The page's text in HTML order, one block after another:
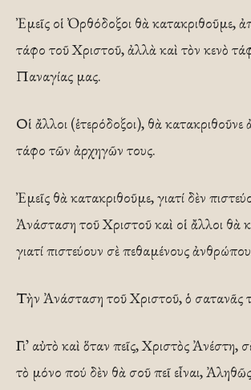
Ἐμεῖς οἱ Ὀρθόδοξοι θὰ κατακριθοῦμε,
τάφο τοῦ Χριστοῦ, ἀλλὰ καὶ τὸν κενὸ
Παναγίας μας.
Οἱ ἄλλοι (ἑτερόδοξοι), θὰ κατακριθοῦνε
τάφο τῶν ἀρχηγῶν τους.
Ἐμεῖς θὰ κατακριθοῦμε, γιατί δὲν
Ἀνάσταση τοῦ Χριστοῦ καὶ οἱ ἄλλοι θὰ
γιατί πιστεύουν σὲ πεθαμένους
Τὴν Ἀνάσταση τοῦ Χριστοῦ, ὁ σατανᾶς
Γι᾽ αὐτὸ καὶ ὅταν πεῖς, Χριστὸς Ἀνέστη,
τὸ μόνο πού δὲν θὰ σοῦ πεῖ εἶναι,